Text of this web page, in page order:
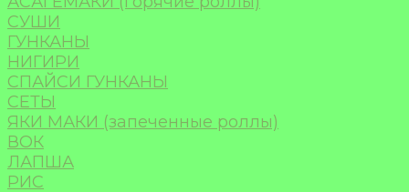
СУШИ
ГУНКАНЫ
НИГИРИ
СПАЙСИ ГУНКАНЫ
СЕТЫ
ЯКИ МАКИ (запеченные роллы)
ВОК
ЛАПША
РИС